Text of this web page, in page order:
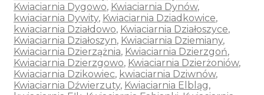
Kwiaciarnia Dygowo, Kwiaciarnia Dynów,
kwiaciarnia Dywity, Kwiaciarnia Dziadkowice,
kwiaciarnia Działdowo, Kwiaciarnia Działoszyce,
Kwiaciarnia Działoszyn, Kwiaciarnia Dziemiany,
Kwiaciarnia Dzierzążnia, Kwiaciarnia Dzierzgoń,
Kwiaciarnia Dzierzgowo, Kwiaciarnia Dzierżoniów,
Kwiaciarnia Dzikowiec, kwiaciarnia Dziwnów,
Kwiaciarnia Dźwierzuty, Kwiaciarnia Elbląg,